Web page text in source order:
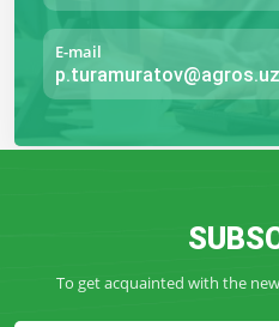
E-mail
p.turamuratov@agros.uz
To get acquainted with the